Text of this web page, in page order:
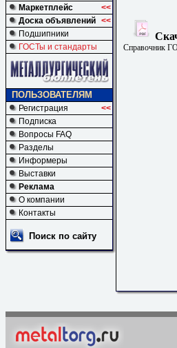
Маркетплейс
<<
Доска объявлений <<
Подшипники
ГОСТы и стандарты
ПОЛЬЗОВАТЕЛЯМ
Регистрация
<<
Подписка
Вопросы FAQ
Разделы
Информеры
Выставки
Реклама
О компании
Контакты
Поиск по сайту
Справочник